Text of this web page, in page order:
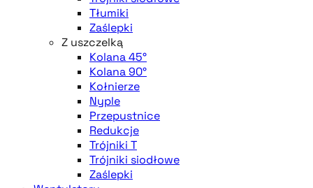
Tłumiki
Zaślepki
Z uszczelką
Kolana 45°
Kolana 90°
Kołnierze
Nyple
Przepustnice
Redukcje
Trójniki T
Trójniki siodłowe
Zaślepki